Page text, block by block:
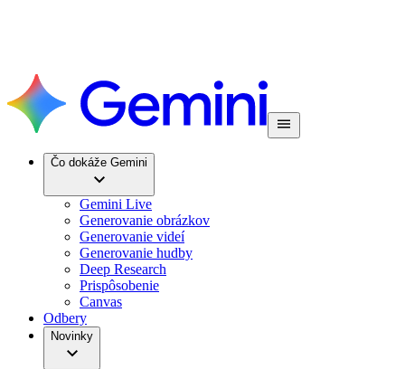
Čo dokáže Gemini
Gemini Live
Generovanie obrázkov
Generovanie videí
Generovanie hudby
Deep Research
Prispôsobenie
Canvas
Odbery
Novinky